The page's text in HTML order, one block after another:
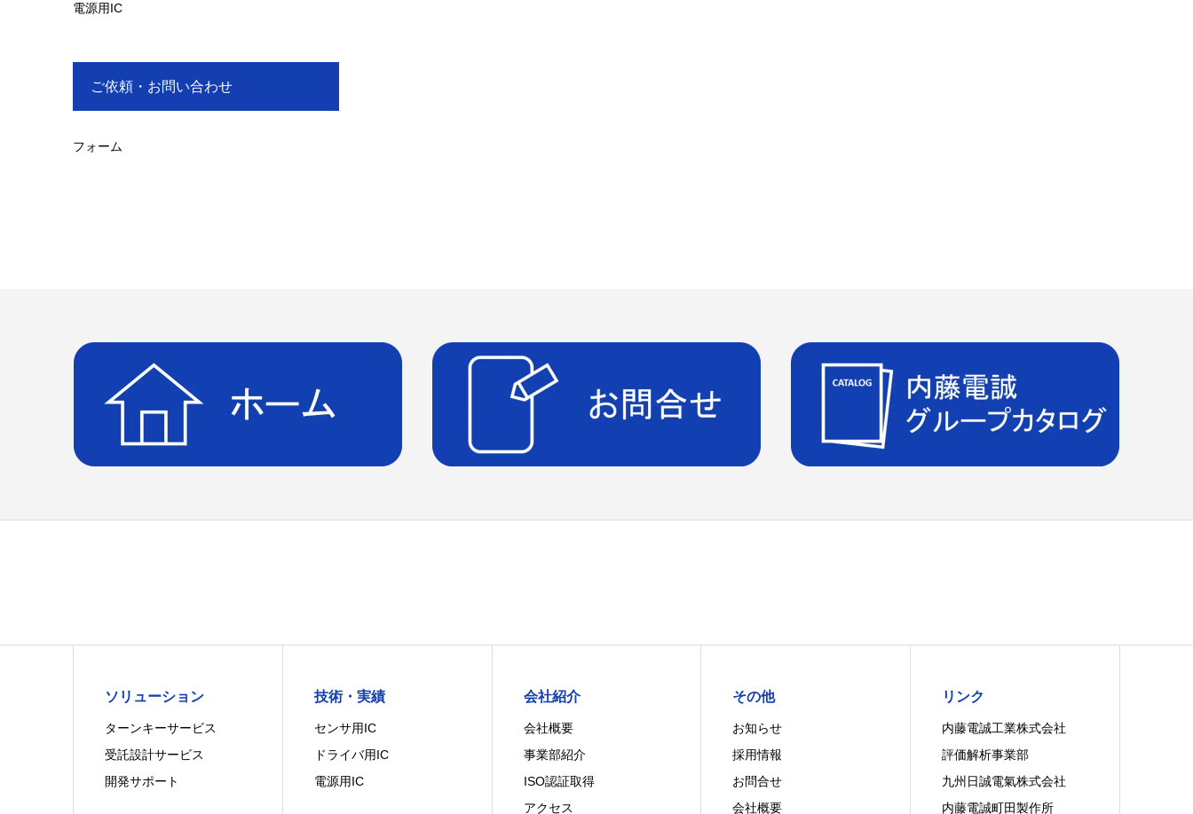
電源用IC
ご依頼・お問い合わせ
フォーム
ソリューション
ターンキーサービス
受託設計サービス
開発サポート
技術・実績
センサ用IC
ドライバ用IC
電源用IC
会社紹介
会社概要
事業部紹介
ISO認証取得
アクセス
その他
お知らせ
採用情報
お問合せ
会社概要
リンク
内藤電誠工業株式会社
評価解析事業部
九州日誠電氣株式会社
内藤電誠町田製作所